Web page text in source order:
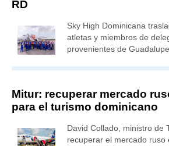
RD
Sky High Dominicana
atletas y miembros de
provenientes de
Mitur: recuperar mercado
para el turismo dominicano
David Collado, ministro de
recuperar el mercado ruso